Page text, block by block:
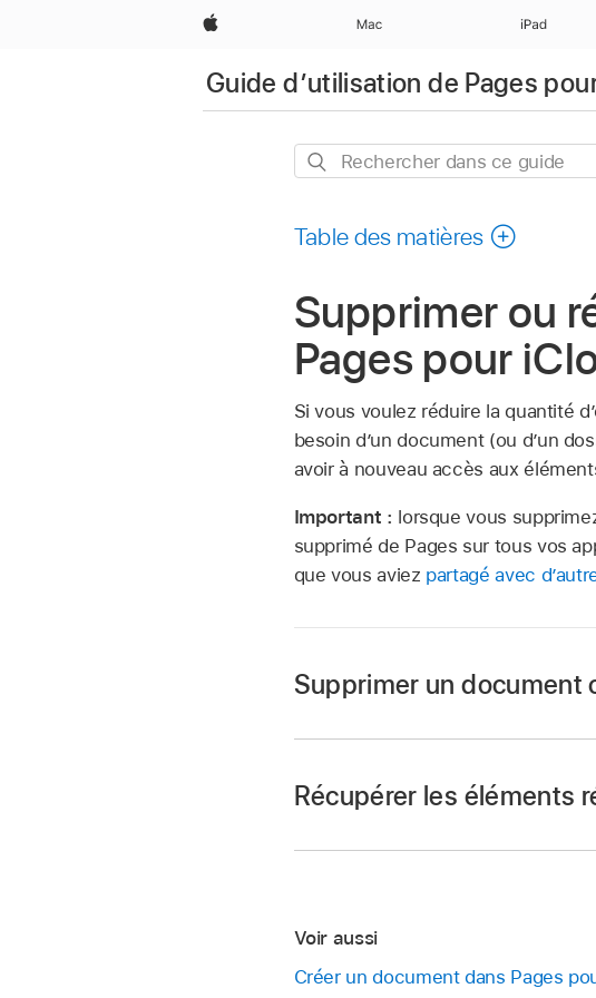
Apple Mac iPad
Guide d’utilisation de Pages
Rechercher
guide
Table des matières
Supprimer ou
Pages pour
Si vous voulez réduire la quantité
besoin d’un document (ou d’un
avoir à nouveau accès aux
Important : lorsque vous
supprimé de Pages sur tous vos
que vous aviez partagé avec
Supprimer un document
arrière du clavier.
L’élément est déplacé vers «
(ou appuyez sur la touche
Astuce :lorsque «
Récupérer les éléments
Dans legestionnaire de
Voir aussi
Créer un document dans Pages